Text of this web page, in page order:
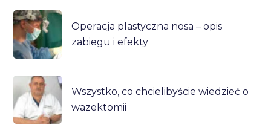
Operacja plastyczna nosa – opis
zabiegu i efekty
Wszystko, co chcielibyście wiedzieć o
wazektomii